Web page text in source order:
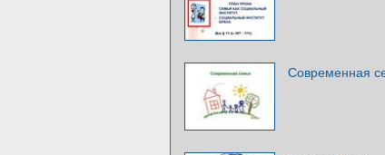
Современная